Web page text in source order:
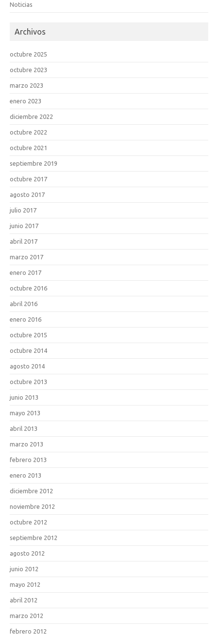
Noticias
Archivos
octubre 2025
octubre 2023
marzo 2023
enero 2023
diciembre 2022
octubre 2022
octubre 2021
septiembre 2019
octubre 2017
agosto 2017
julio 2017
junio 2017
abril 2017
marzo 2017
enero 2017
octubre 2016
abril 2016
enero 2016
octubre 2015
octubre 2014
agosto 2014
octubre 2013
junio 2013
mayo 2013
abril 2013
marzo 2013
febrero 2013
enero 2013
diciembre 2012
noviembre 2012
octubre 2012
septiembre 2012
agosto 2012
junio 2012
mayo 2012
abril 2012
marzo 2012
febrero 2012